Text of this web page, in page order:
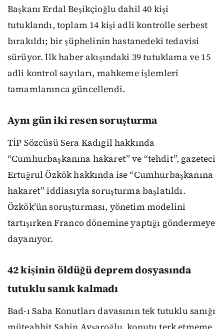
Başkanı Erdal Beşikçioğlu dahil 40 kişi
tutuklandı, toplam 14 kişi adli kontrolle serbest
bırakıldı; bir şüphelinin hastanedeki tedavisi
sürüyor. İlk haber akışındaki 39 tutuklama ve 15
adli kontrol sayıları, mahkeme işlemleri
tamamlanınca güncellendi.
Aynı gün iki resen soruşturma
TİP Sözcüsü Sera Kadıgil hakkında
“Cumhurbaşkanına hakaret” ve “tehdit”, gazeteci
Ertuğrul Özkök hakkında ise “Cumhurbaşkanına
hakaret” iddiasıyla soruşturma başlatıldı.
Özkök’ün soruşturması, yönetim modelini
tartışırken Franco dönemine yaptığı göndermeye
dayanıyor.
42 kişinin öldüğü deprem dosyasında
tutuklu sanık kalmadı
Bad-ı Saba Konutları davasının tek tutuklu sanığı